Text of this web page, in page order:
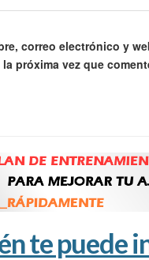
correo electrónico y
próxima vez que
te puede